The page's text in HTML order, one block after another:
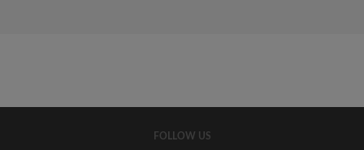
FOLLOW US